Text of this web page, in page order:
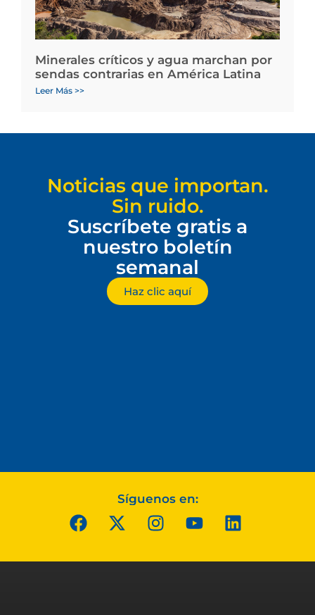
Minerales críticos y agua marchan por
sendas contrarias en América Latina
Leer Más >>
Noticias que importan.
Sin ruido.
Suscríbete gratis a
nuestro boletín
semanal
Haz clic aquí
Síguenos en: